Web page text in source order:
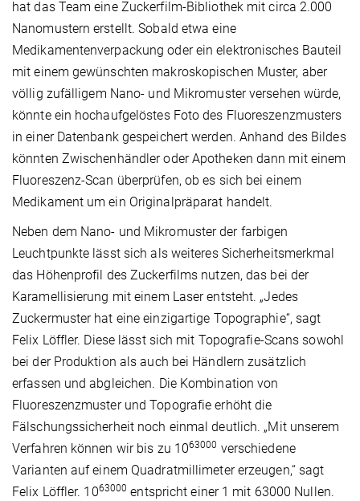
hat das Team eine Zuckerfilm-Bibliothek mit circa 2.000
Nanomustern erstellt. Sobald etwa eine
Medikamentenverpackung oder ein elektronisches Bauteil
mit einem gewünschten makroskopischen Muster, aber
völlig zufälligem Nano- und Mikromuster versehen würde,
könnte ein hochaufgelöstes Foto des Fluoreszenzmusters
in einer Datenbank gespeichert werden. Anhand des Bildes
könnten Zwischenhändler oder Apotheken dann mit einem
Fluoreszenz-Scan überprüfen, ob es sich bei einem
Medikament um ein Originalpräparat handelt.
Neben dem Nano- und Mikromuster der farbigen
Leuchtpunkte lässt sich als weiteres Sicherheitsmerkmal
das Höhenprofil des Zuckerfilms nutzen, das bei der
Karamellisierung mit einem Laser entsteht. „Jedes
Zuckermuster hat eine einzigartige Topographie“, sagt
Felix Löffler. Diese lässt sich mit Topografie-Scans sowohl
bei der Produktion als auch bei Händlern zusätzlich
erfassen und abgleichen. Die Kombination von
Fluoreszenzmuster und Topografie erhöht die
Fälschungssicherheit noch einmal deutlich. „Mit unserem
Verfahren können wir bis zu 1063000 verschiedene
Varianten auf einem Quadratmillimeter erzeugen,“ sagt
Felix Löffler. 1063000 entspricht einer 1 mit 63000 Nullen.